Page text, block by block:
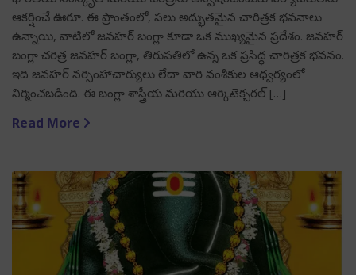
ఆకర్షించే ఊరూ. ఈ ప్రాంతంలో, పలు అద్భుతమైన చారిత్రక భవనాలు
ఉన్నాయి, వాటిలో జవహర్ బంగ్లా కూడా ఒక ముఖ్యమైన ప్రదేశం. జవహర్
బంగ్లా చరిత్ర జవహర్ బంగ్లా, తిరుపతిలో ఉన్న ఒక ప్రసిద్ధ చారిత్రక భవనం.
ఇది జవహర్ నర్సింహాచార్యులు లేదా వారి వంశీకుల ఆధ్వర్యంలో
నిర్మించబడింది. ఈ బంగ్లా శాస్త్రీయ మరియు ఆర్కిటెక్చరల్ […]
Read More